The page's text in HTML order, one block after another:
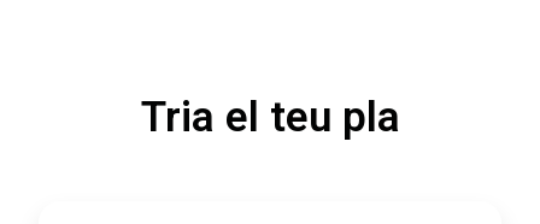
Tria el teu pla